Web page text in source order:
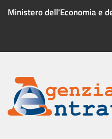
Ministero dell'Economia e
Menu
servizio